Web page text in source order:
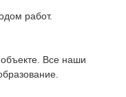
работ.
Все наши